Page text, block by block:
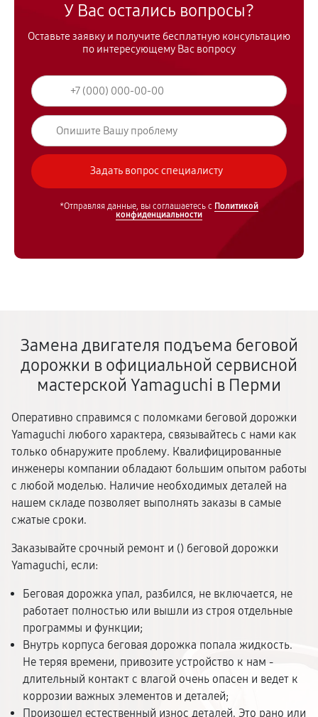
У Вас остались вопросы?
Оставьте заявку и получите бесплатную консультацию
по интересующему Вас вопросу
*Отправляя данные, вы соглашаетесь с Политикой
конфиденциальности
Замена двигателя подъема беговой
дорожки в официальной сервисной
мастерской Yamaguchi в Перми
Оперативно справимся с поломками беговой дорожки
Yamaguchi любого характера, связывайтесь с нами как
только обнаружите проблему. Квалифицированные
инженеры компании обладают большим опытом работы
с любой моделью. Наличие необходимых деталей на
нашем складе позволяет выполнять заказы в самые
сжатые сроки.
Заказывайте срочный ремонт и () беговой дорожки
Yamaguchi, если:
Беговая дорожка упал, разбился, не включается, не
работает полностью или вышли из строя отдельные
программы и функции;
Внутрь корпуса беговая дорожка попала жидкость.
Не теряя времени, привозите устройство к нам -
длительный контакт с влагой очень опасен и ведет к
коррозии важных элементов и деталей;
Произошел естественный износ деталей. Это рано или